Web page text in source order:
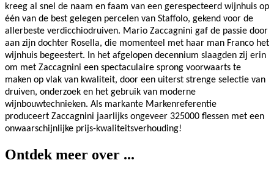
kreeg al snel de naam en faam van een gerespecteerd wijnhuis op
één van de best gelegen percelen van Staffolo, gekend voor de
allerbeste verdicchiodruiven. Mario Zaccagnini gaf de passie door
aan zijn dochter Rosella, die momenteel met haar man Franco het
wijnhuis begeestert. In het afgelopen decennium slaagden zij erin
om met Zaccagnini een spectaculaire sprong voorwaarts te
maken op vlak van kwaliteit, door een uiterst strenge selectie van
druiven, onderzoek en het gebruik van moderne
wijnbouwtechnieken. Als markante Markenreferentie
produceert Zaccagnini jaarlijks ongeveer 325000 flessen met een
onwaarschijnlijke prijs-kwaliteitsverhouding!
Ontdek meer over ...